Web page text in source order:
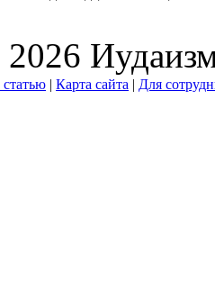
| Карта сайта | Для